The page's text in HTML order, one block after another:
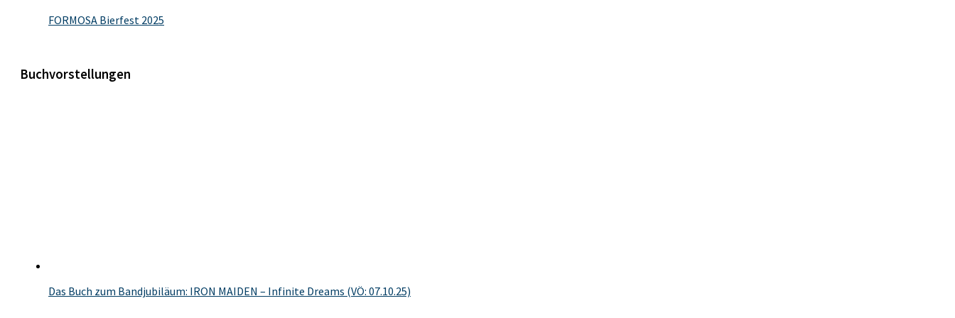
FORMOSA Bierfest 2025
Buchvorstellungen
Das Buch zum Bandjubiläum: IRON MAIDEN – Infinite Dreams (VÖ: 07.10.25)